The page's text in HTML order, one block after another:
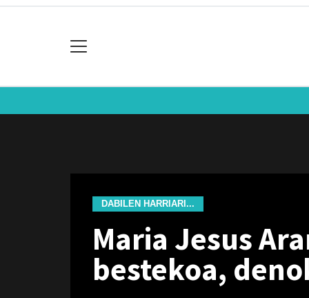
DABILEN HARRIARI...
Maria Jesus
bestekoa,